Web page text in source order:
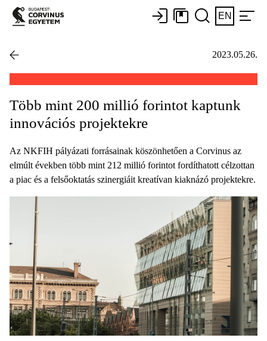
EN
2023.05.26.
Több mint 200 millió forintot kaptunk
innovációs projektekre
Az NKFIH pályázati forrásainak köszönhetően a Corvinus az
elmúlt években több mint 212 millió forintot fordíthatott célzottan
a piac és a felsőoktatás szinergiáit kreatívan kiaknázó projektekre.